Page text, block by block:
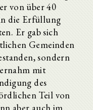
von über 40
die Erfüllung
Er gab sich
Gemeinden
sondern
mit
des
Teil von
aber auch im